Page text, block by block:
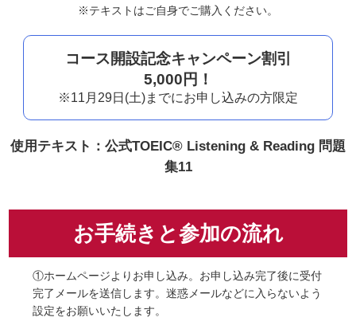
※テキストはご自身でご購入ください。
コース開設記念キャンペーン割引
5,000円！
※11月29日(土)までにお申し込みの方限定
使用テキスト：公式TOEIC® Listening & Reading 問題
集11
お手続きと参加の流れ
①ホームページよりお申し込み。お申し込み完了後に受付
完了メールを送信します。迷惑メールなどに入らないよう
設定をお願いいたします。